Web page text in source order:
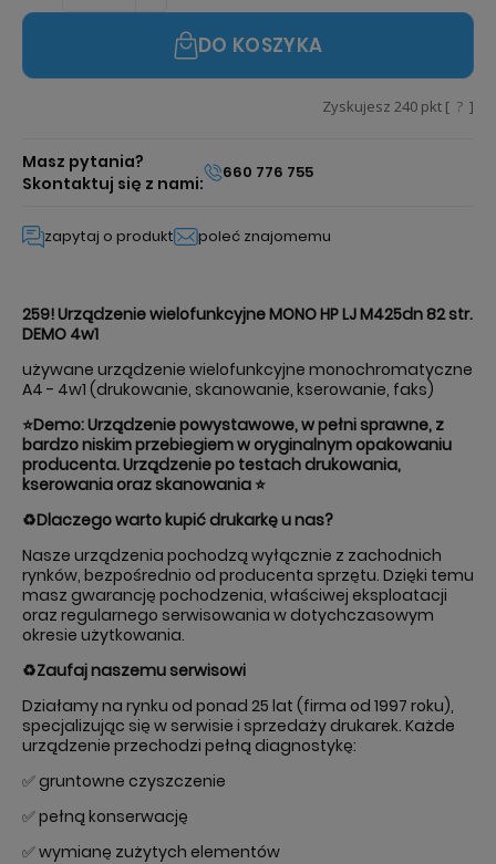
DO KOSZYKA
Zyskujesz 240 pkt [ ? ]
Masz pytania?
Skontaktuj się z nami:
660 776 755
zapytaj o produkt poleć znajomemu
259! Urządzenie wielofunkcyjne MONO HP LJ M425dn 82 str.
DEMO 4w1
używane urządzenie wielofunkcyjne monochromatyczne
A4 - 4w1 (drukowanie, skanowanie, kserowanie, faks)
⭐Demo: Urządzenie powystawowe, w pełni sprawne, z
bardzo niskim przebiegiem w oryginalnym opakowaniu
producenta. Urządzenie po testach drukowania,
kserowania oraz skanowania⭐
♻️Dlaczego warto kupić drukarkę u nas?
Nasze urządzenia pochodzą wyłącznie z zachodnich
rynków, bezpośrednio od producenta sprzętu. Dzięki temu
masz gwarancję pochodzenia, właściwej eksploatacji
oraz regularnego serwisowania w dotychczasowym
okresie użytkowania.
♻️Zaufaj naszemu serwisowi
Działamy na rynku od ponad 25 lat (firma od 1997 roku),
specjalizując się w serwisie i sprzedaży drukarek. Każde
urządzenie przechodzi pełną diagnostykę:
✅ gruntowne czyszczenie
✅ pełną konserwację
✅ wymianę zużytych elementów